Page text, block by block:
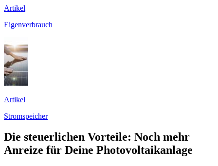
Artikel
Eigenverbrauch
Artikel
Stromspeicher
Die steuerlichen Vorteile: Noch mehr
Anreize für Deine Photovoltaikanlage